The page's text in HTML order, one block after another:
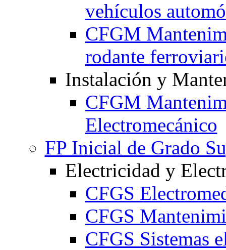
vehículos
CFGM
rodante
Instalación y
CFGM
Electromecánico
FP Inicial de Grado
Electricidad y
CFGS
CFGS
CFGS Sistemas